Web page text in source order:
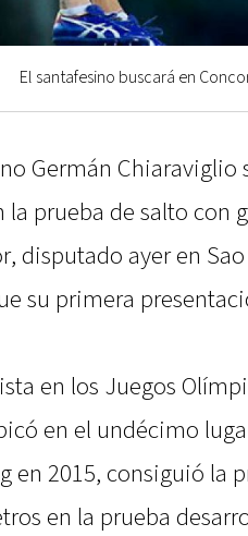
El santafesino buscará en
Germán Chiaraviglio
prueba de salto con
disputado ayer en
su primera
en los Juegos
en el undécimo
en 2015, consiguió la
en la prueba